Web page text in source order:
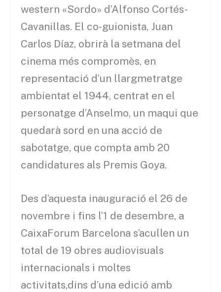
western «Sordo» d’Alfonso Cortés-
Cavanillas. El co-guionista, Juan
Carlos Díaz, obrirà la setmana del
cinema més compromès, en
representació d’un llargmetratge
ambientat el 1944, centrat en el
personatge d’Anselmo, un maqui que
quedarà sord en una acció de
sabotatge, que compta amb 20
candidatures als Premis Goya.
Des d’aquesta inauguració el 26 de
novembre i fins l’1 de desembre, a
CaixaForum Barcelona s’acullen un
total de 19 obres audiovisuals
internacionals i moltes
activitats,dins d’una edició amb